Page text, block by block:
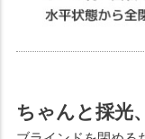
ちゃんと採光